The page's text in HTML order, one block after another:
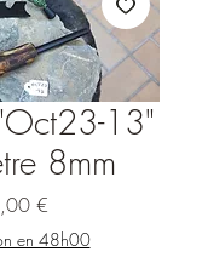
13"
8mm
€Prix
en 48h00